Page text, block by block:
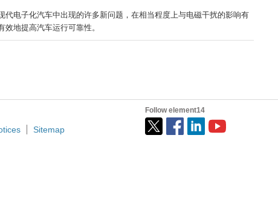
电子化汽车中出现的许多新问题，在相当程度上与电磁干扰的影响有
地提高汽车运行可靠性。
Sitemap
Follow element14